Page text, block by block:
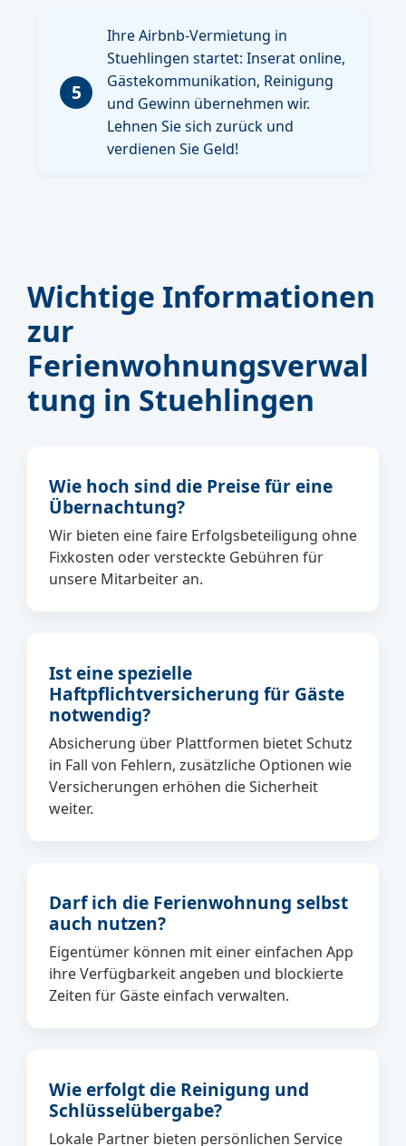
5
Ihre Airbnb-Vermietung in
Stuehlingen startet: Inserat online,
Gästekommunikation, Reinigung
und Gewinn übernehmen wir.
Lehnen Sie sich zurück und
verdienen Sie Geld!
Wichtige Informationen
zur
Ferienwohnungsverwal
tung in Stuehlingen
Wie hoch sind die Preise für eine
Übernachtung?
Wir bieten eine faire Erfolgsbeteiligung ohne
Fixkosten oder versteckte Gebühren für
unsere Mitarbeiter an.
Ist eine spezielle
Haftpflichtversicherung für Gäste
notwendig?
Absicherung über Plattformen bietet Schutz
in Fall von Fehlern, zusätzliche Optionen wie
Versicherungen erhöhen die Sicherheit
weiter.
Darf ich die Ferienwohnung selbst
auch nutzen?
Eigentümer können mit einer einfachen App
ihre Verfügbarkeit angeben und blockierte
Zeiten für Gäste einfach verwalten.
Wie erfolgt die Reinigung und
Schlüsselübergabe?
Lokale Partner bieten persönlichen Service